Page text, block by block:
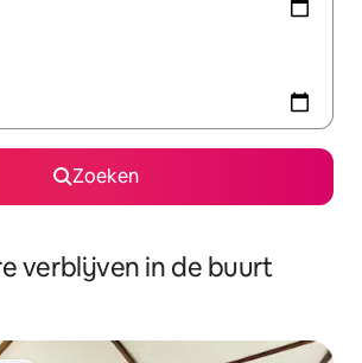
Zoeken
verblijven in de buurt